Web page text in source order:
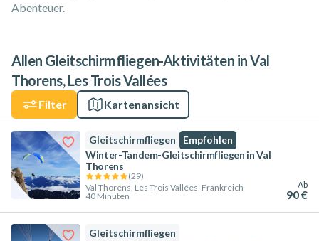
Abenteuer.
Allen Gleitschirmfliegen-Aktivitäten in Val
Thorens, Les Trois Vallées
Filter Kartenansicht
Gleitschirmfliegen
Empfohlen
Winter-Tandem-Gleitschirmfliegen in Val
Thorens
(29)
Val Thorens, Les Trois Vallées, Frankreich
40 Minuten
Ab
90 €
Gleitschirmfliegen